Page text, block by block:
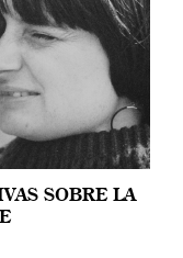
SOBRE LA